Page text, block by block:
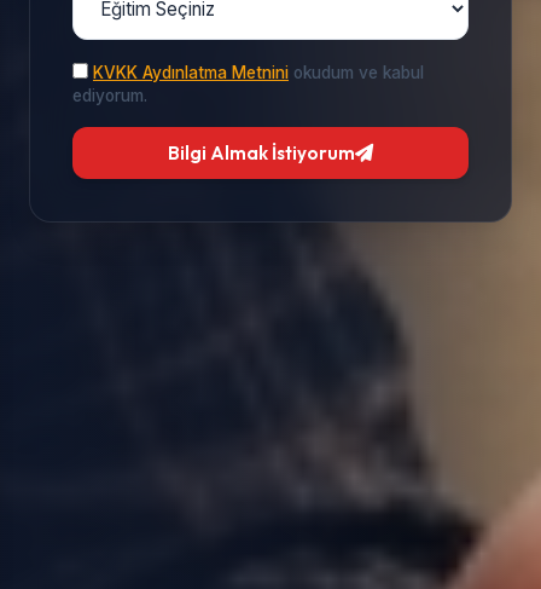
KVKK Aydınlatma Metnini okudum ve kabul
ediyorum.
Bilgi Almak İstiyorum